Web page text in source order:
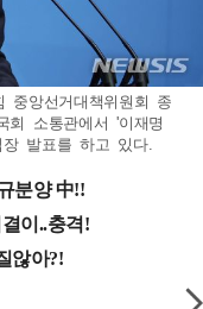
중앙선거대책위원회 종
회 소통관에서 '이재명
발표를 하고 있다.